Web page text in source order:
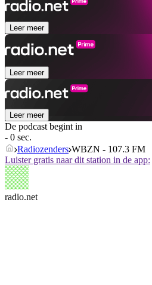
Leer meer
Leer meer
Leer meer
De podcast begint in
- 0 sec.
Radiozenders WBZN - 107.3 FM
Luister gratis naar dit station in de app:
radio.net